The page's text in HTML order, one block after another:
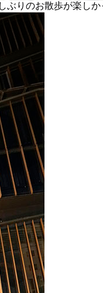
りのお散歩が楽しか